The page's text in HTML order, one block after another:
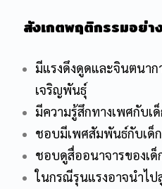
สังเกตพฤติกรรมอย่า
มีแรงดึงดูดและจินตนาก
เจริญพันธุ์
มีความรู้สึกทางเพศกับเ
ชอบมีเพศสัมพันธ์กับเด็
ชอบดูสื่ออนาจารของเด็
ในกรณีรุนแรงอาจนำไ